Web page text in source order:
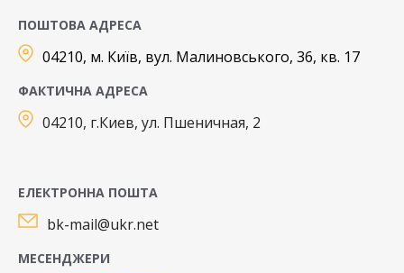
ПОШТОВА АДРЕСА
04210, м. Київ, вул. Малиновського, 36, кв. 17
ФАКТИЧНА АДРЕСА
04210, г.Киев, ул. Пшеничная, 2
ЕЛЕКТРОННА ПОШТА
bk-mail@ukr.net
МЕСЕНДЖЕРИ